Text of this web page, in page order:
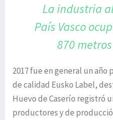
La industria
País Vasco
870
2017 fue en general un
de calidad Eusko Label,
Huevo de Caserío registró
productores y de